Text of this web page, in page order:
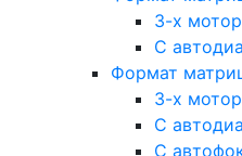
3-х
С
Формат
3-х
С
С